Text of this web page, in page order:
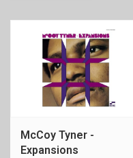
McCoy Tyner -
Expansions